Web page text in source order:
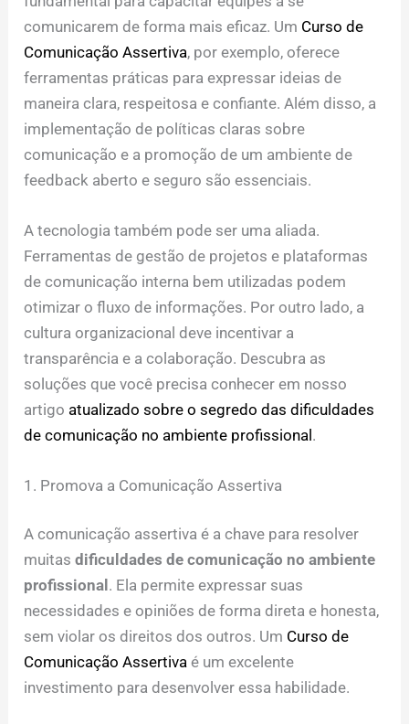
comunicarem de forma mais eficaz. Um Curso de
Comunicação Assertiva, por exemplo, oferece
ferramentas práticas para expressar ideias de
maneira clara, respeitosa e confiante. Além disso, a
implementação de políticas claras sobre
comunicação e a promoção de um ambiente de
feedback aberto e seguro são essenciais.
A tecnologia também pode ser uma aliada.
Ferramentas de gestão de projetos e plataformas
de comunicação interna bem utilizadas podem
otimizar o fluxo de informações. Por outro lado, a
cultura organizacional deve incentivar a
transparência e a colaboração. Descubra as
soluções que você precisa conhecer em nosso
artigo atualizado sobre o segredo das dificuldades
de comunicação no ambiente profissional.
1. Promova a Comunicação Assertiva
A comunicação assertiva é a chave para resolver
muitasdificuldades de comunicação no ambiente
profissional . Ela permite expressar suas
necessidades e opiniões de forma direta e honesta,
sem violar os direitos dos outros. Um Curso de
Comunicação Assertiva é um excelente
investimento para desenvolver essa habilidade.